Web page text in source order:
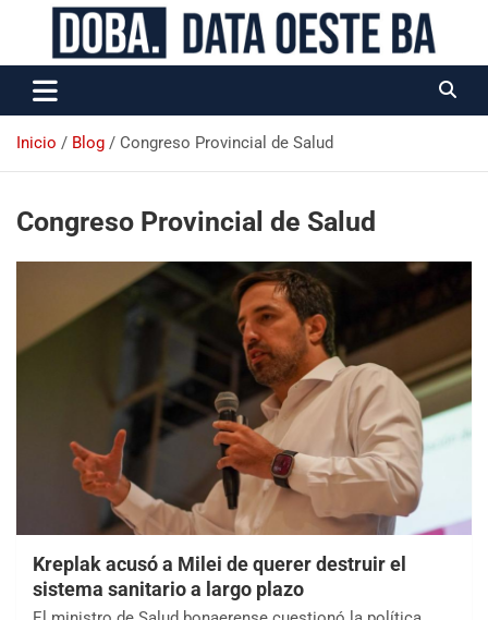
Data Oeste BA
Inicio Blog Congreso Provincial de Salud
Congreso Provincial de Salud
Kreplak acusó a Milei de querer destruir el
sistema sanitario a largo plazo